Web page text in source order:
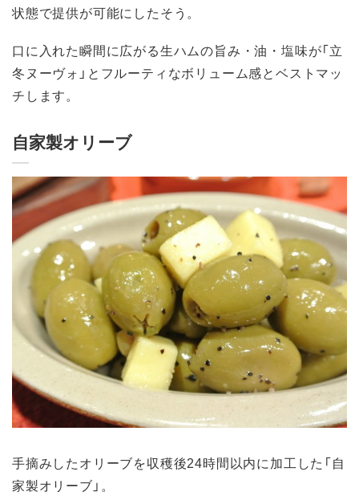
状態で提供が可能にしたそう。
口に入れた瞬間に広がる生ハムの旨み・油・塩味が「立
冬ヌーヴォ」とフルーティなボリューム感とベストマッ
チします。
自家製オリーブ
手摘みしたオリーブを収穫後24時間以内に加工した「自
家製オリーブ」。